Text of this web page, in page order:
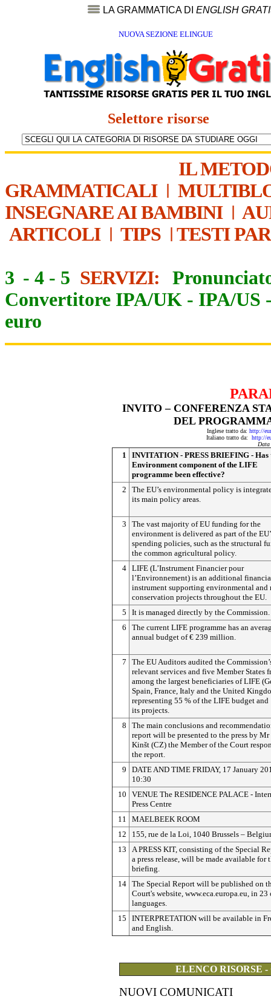
LA GRAMMATICA DI ENGLISH
NUOVA SEZIONE ELINGUE
Selettore risorse
IL
GRAMMATICALI|
INSEGNARE AI BAMBINI|
ARTICOLI| TIPS | TESTI
3 - 4 - 5 SERVIZI:
Convertitore IPA/UK - IPA/US
euro
INVITO – CONFERENZA
DEL
Inglese tratto da: http://
Italiano tratto da: http://
Data
1
INVITATION - PRESS BRIEFING - Has
Environment component of the LIFE
programme been effective?
2
The EU’s environmental policy is
its main policy areas.
3
The vast majority of EU funding for the
environment is delivered as part of the
spending policies, such as the structural
the common agricultural policy.
4 LIFE (L’Instrument Financier pour
l’Environnement) is an additional
instrument supporting environmental and
conservation projects throughout the EU.
5
It is managed directly by the Commission.
6
The current LIFE programme has an
annual budget of € 239 million.
7
The EU Auditors audited the
relevant services and five Member States
among the largest beneficiaries of LIFE
Spain, France, Italy and the United
representing 55 % of the LIFE budget and
its projects.
8
The main conclusions and
report will be presented to the press by Mr
Kinšt (CZ) the Member of the Court
the report.
9
DATE AND TIME FRIDAY, 17 January
10:30
10
VENUE The RESIDENCE PALACE -
Press Centre
11
MAELBEEK ROOM
12
155, rue de la Loi, 1040 Brussels –
13
A PRESS KIT, consisting of the Special
a press release, will be made available for
briefing.
14 The Special Report will be published on
Court's website, www.eca.europa.eu, in
languages.
15
INTERPRETATION will be available in
and English.
ELENCO RISORSE
NUOVI COMUNICATI